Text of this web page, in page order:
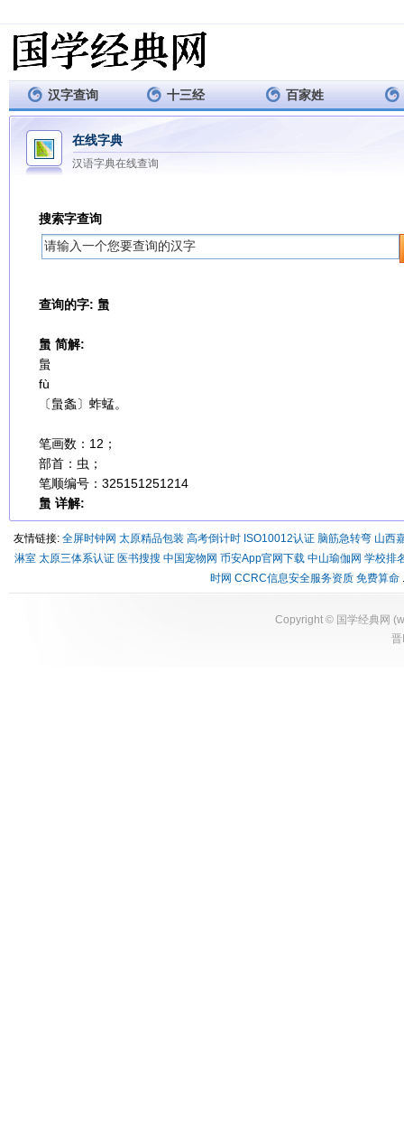
汉字查询 十三经 百家姓
在线字典
汉语字典在线查询
搜索字查询
查询的字: 蛗
蛗 简解:
蛗
fù
〔蛗螽〕蚱蜢。
笔画数：12；
部首：虫；
笔顺编号：325151251214
蛗 详解:
友情链接: 全屏时钟网 太原精品包装 高考倒计时 ISO10012认证 脑筋急转弯 山西
淋室 太原三体系认证 医书搜搜 中国宠物网 币安App官网下载 中山瑜伽网 学校排
时网 CCRC信息安全服务资质 免费算命
Copyright © 国学经典网 (